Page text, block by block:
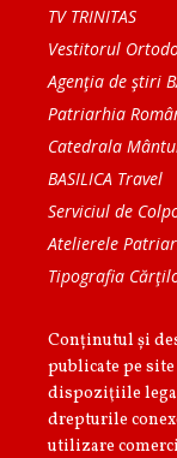
TV TRINITAS
Vestitorul
Agenţia de ştiri
Patriarhia
Catedrala
BASILICA Travel
Serviciul de
Atelierele
Tipografia
Conținutul și
publicate pe
dispoziţiile
drepturile
utilizare